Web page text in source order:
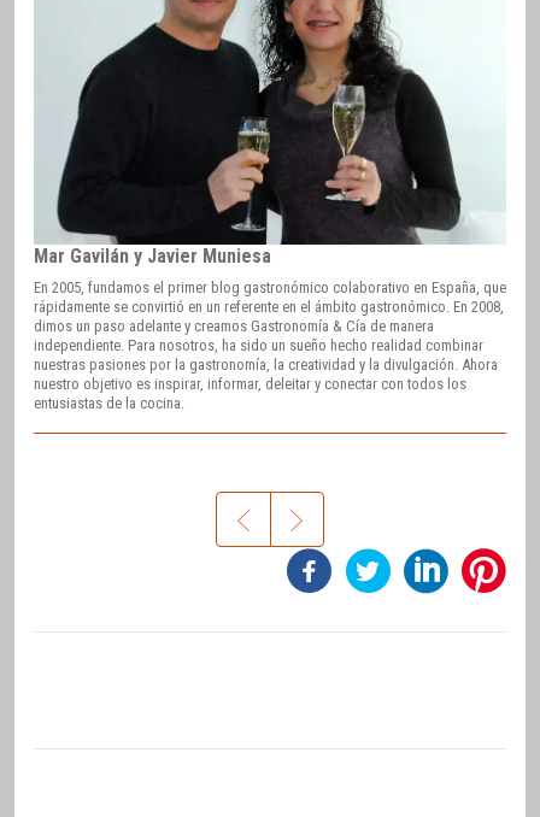
Mar Gavilán y Javier Muniesa
En 2005, fundamos el primer blog gastronómico colaborativo en España, que
rápidamente se convirtió en un referente en el ámbito gastronómico. En 2008,
dimos un paso adelante y creamos Gastronomía & Cía de manera
independiente. Para nosotros, ha sido un sueño hecho realidad combinar
nuestras pasiones por la gastronomía, la creatividad y la divulgación. Ahora
nuestro objetivo es inspirar, informar, deleitar y conectar con todos los
entusiastas de la cocina.